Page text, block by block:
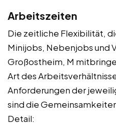
Arbeitszeiten
Die zeitliche Flexibilität,
Minijobs, Nebenjobs und
Großostheim, M
Art des
Anforderungen der
sind die
Detail: